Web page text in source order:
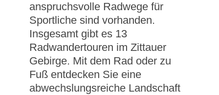
anspruchsvolle Radwege für
Sportliche sind vorhanden.
Insgesamt gibt es 13
Radwandertouren im Zittauer
Gebirge. Mit dem Rad oder zu
Fuß entdecken Sie eine
abwechslungsreiche Landschaft